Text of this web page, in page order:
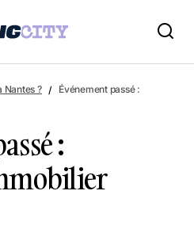
immobilier solidaire
Nantes ?
Événement passé :
: